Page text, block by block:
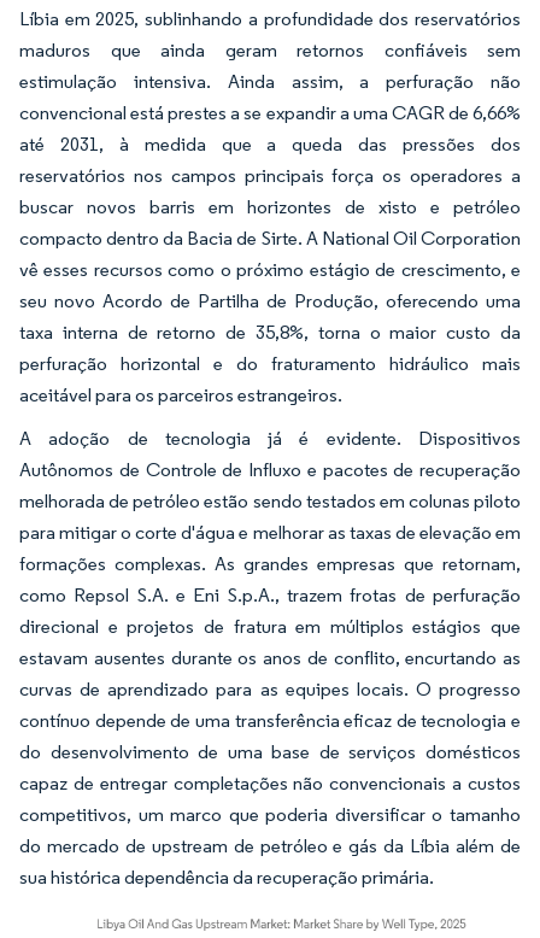
Líbia em 2025, sublinhando a profundidade dos reservatórios
maduros que ainda geram retornos confiáveis sem
estimulação intensiva. Ainda assim, a perfuração não
convencional está prestes a se expandir a uma CAGR de 6,66%
até 2031, à medida que a queda das pressões dos
reservatórios nos campos principais força os operadores a
buscar novos barris em horizontes de xisto e petróleo
compacto dentro da Bacia de Sirte. A National Oil Corporation
vê esses recursos como o próximo estágio de crescimento, e
seu novo Acordo de Partilha de Produção, oferecendo uma
taxa interna de retorno de 35,8%, torna o maior custo da
perfuração horizontal e do fraturamento hidráulico mais
aceitável para os parceiros estrangeiros.
A adoção de tecnologia já é evidente. Dispositivos
Autônomos de Controle de Influxo e pacotes de recuperação
melhorada de petróleo estão sendo testados em colunas piloto
para mitigar o corte d'água e melhorar as taxas de elevação em
formações complexas. As grandes empresas que retornam,
como Repsol S.A. e Eni S.p.A., trazem frotas de perfuração
direcional e projetos de fratura em múltiplos estágios que
estavam ausentes durante os anos de conflito, encurtando as
curvas de aprendizado para as equipes locais. O progresso
contínuo depende de uma transferência eficaz de tecnologia e
do desenvolvimento de uma base de serviços domésticos
capaz de entregar completações não convencionais a custos
competitivos, um marco que poderia diversificar o tamanho
do mercado de upstream de petróleo e gás da Líbia além de
sua histórica dependência da recuperação primária.